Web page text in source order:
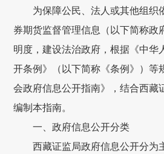
为保障公民、法人或其他组织
券期货监督管理信息（以下简称政
明度，建设法治政府，根据《中华
开条例》（以下简称《条例》）等
会政府信息公开指南》
，结合西藏
编制本指南。
一、政府信息公开分类
西藏证监局政府信息公开分为